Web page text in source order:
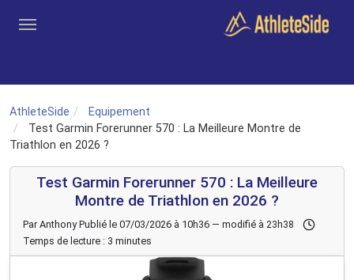
AthleteSide
Equipement
Test Garmin Forerunner 570 : La Meilleure Montre de
Triathlon en 2026 ?
Test Garmin Forerunner 570 : La Meilleure
Montre de Triathlon en 2026 ?
Par AnthonyPublié le 07/03/2026 à 10h36 — modifié à 23h38
Temps de lecture : 3 minutes